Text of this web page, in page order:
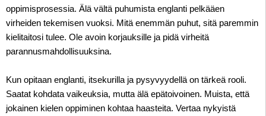
oppimisprosessia. Älä vältä puhumista englanti pelkääen
virheiden tekemisen vuoksi. Mitä enemmän puhut, sitä paremmin
kielitaitosi tulee. Ole avoin korjauksille ja pidä virheitä
parannusmahdollisuuksina.
Kun opitaan englanti, itsekurilla ja pysyvyydellä on tärkeä rooli.
Saatat kohdata vaikeuksia, mutta älä epätoivoinen. Muista, että
jokainen kielen oppiminen kohtaa haasteita. Vertaa nykyistä